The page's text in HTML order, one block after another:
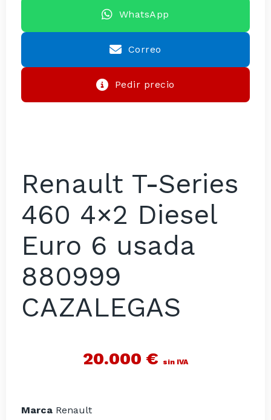
WhatsApp
Correo
Pedir precio
Renault T-Series
460 4×2 Diesel
Euro 6 usada
880999
CAZALEGAS
20.000 € sin IVA
Marca Renault